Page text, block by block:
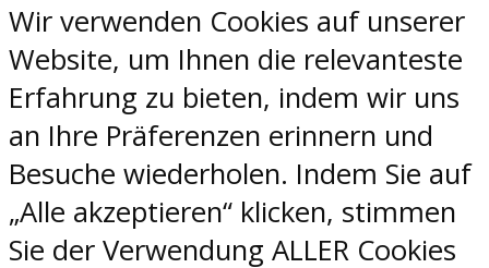
Wir verwenden Cookies auf unserer
Website, um Ihnen die relevanteste
Erfahrung zu bieten, indem wir uns
an Ihre Präferenzen erinnern und
Besuche wiederholen. Indem Sie auf
„Alle akzeptieren“ klicken, stimmen
Sie der Verwendung ALLER Cookies